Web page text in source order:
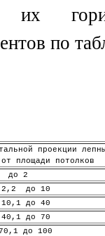
их
по
проекции
площади потолков
до 2
2,2 до 10
до 40
до 70
до 100